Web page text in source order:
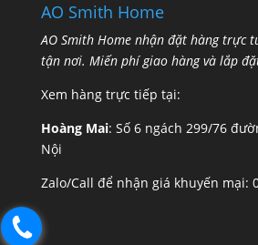
AO Smith Home
AO Smith Home nhận đặt hàng trực
tận nơi. Miến phí giao hàng và lắp
Xem hàng trực tiếp tại:
Hoàng Mai: Số 6 ngách 299/76
Nội
Zalo/Call để nhận giá khuyến mại: